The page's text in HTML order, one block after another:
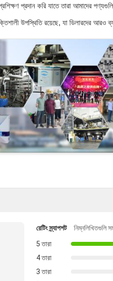
প্রদান করি যাতে তারা আমাদের
উপস্থিতি রয়েছে, যা ডিলারদের আরও
রেটিং স্ন্যাপশট
নিম্নলিখিতগুলি
5 তারা
4 তারা
3 তারা